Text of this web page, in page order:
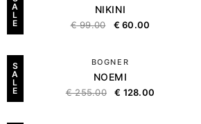
A
L
E
NIKINI
€99.00 € 60.00
S
A
L
E
BOGNER
NOEMI
€255.00 € 128.00